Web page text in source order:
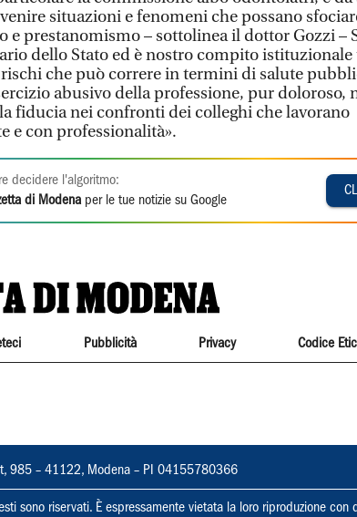
situazioni e fenomeni che possano
e prestanomismo – sottolinea il dottor Gozzi –
dello Stato ed è nostro compito
che può correre in termini di salute
abusivo della professione, pur doloroso,
fiducia nei confronti dei colleghi che lavorano
e con professionalità».
decidere l'algoritmo:
di Modena per le tue notizie su Google
Pubblicità Privacy Codice
985 – 41122, Modena – PI 04155780366
sono riservati. È espressamente vietata la loro riproduzione